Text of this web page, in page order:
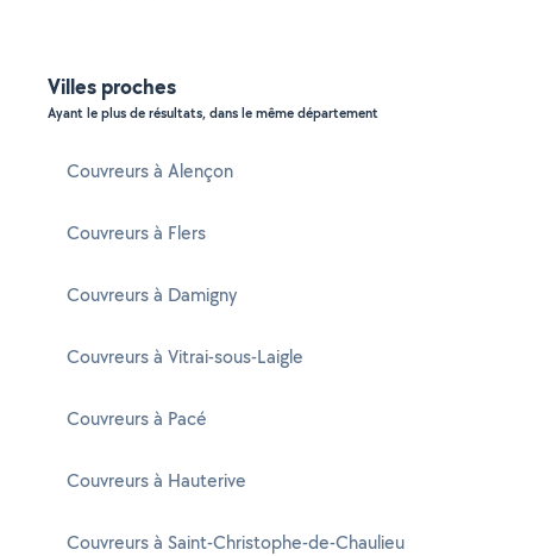
Villes proches
Ayant le plus de résultats, dans le même département
Couvreurs à Alençon
Couvreurs à Flers
Couvreurs à Damigny
Couvreurs à Vitrai-sous-Laigle
Couvreurs à Pacé
Couvreurs à Hauterive
Couvreurs à Saint-Christophe-de-Chaulieu